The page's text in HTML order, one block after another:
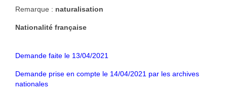
Remarque : naturalisation
Nationalité française
Demande faite le 13/04/2021
Demande prise en compte le 14/04/2021 par les archives
nationales